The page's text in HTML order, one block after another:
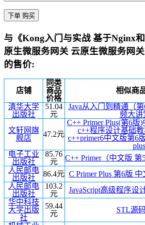
下单 购买
与《Kong入门与实战 基于Nginx
原生微服务网关 云原生微服务网
的售价:
店铺
同类
商品
价格
相似商
清华大学
出版社
51.04
元
Java从入门到精通（
频大讲
文轩网旗
舰店
47.2元
C++ Primer Plus(第6版
c++程序设计基础
c++primer6中文版第6
plus
电子工业
出版社
85.76
元
C++ Primer（中文版
人民邮电
出版社
86.4元 C Primer Plus 第6版
人民邮电
出版社
103.2
元
JavaScript高级程序设
华中科技
大学出版
社
59.44
元
STL源